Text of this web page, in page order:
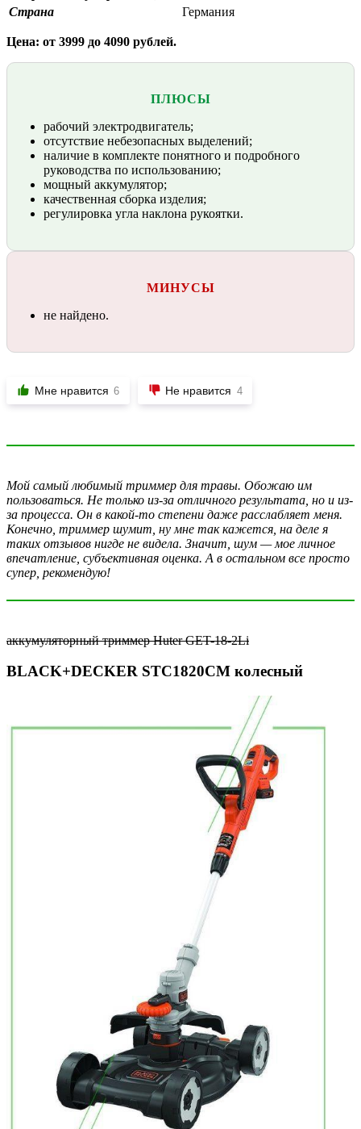
Страна
Германия
Цена: от 3999 до 4090 рублей.
ПЛЮСЫ
рабочий электродвигатель;
отсутствие небезопасных выделений;
наличие в комплекте понятного и подробного
руководства по использованию;
мощный аккумулятор;
качественная сборка изделия;
регулировка угла наклона рукоятки.
МИНУСЫ
не найдено.
Мне нравится 6 Не нравится 4
Мой самый любимый триммер для травы. Обожаю им
пользоваться. Не только из-за отличного результата, но и из-
за процесса. Он в какой-то степени даже расслабляет меня.
Конечно, триммер шумит, ну мне так кажется, на деле я
таких отзывов нигде не видела. Значит, шум — мое личное
впечатление, субъективная оценка. А в остальном все просто
супер, рекомендую!
аккумуляторный триммер Huter GET-18-2Li
BLACK+DECKER STC1820CM колесный